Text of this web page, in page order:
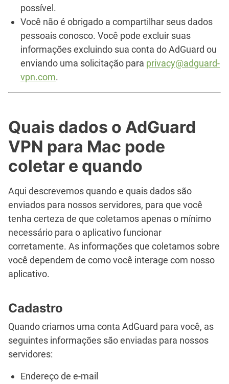
possível.
Você não é obrigado a compartilhar seus dados
pessoais conosco. Você pode excluir suas
informações excluindo sua conta do AdGuard ou
enviando uma solicitação para privacy@adguard-
vpn.com.
Quais dados o AdGuard
VPN para Mac pode
coletar e quando
Aqui descrevemos quando e quais dados são
enviados para nossos servidores, para que você
tenha certeza de que coletamos apenas o mínimo
necessário para o aplicativo funcionar
corretamente. As informações que coletamos sobre
você dependem de como você interage com nosso
aplicativo.
Cadastro
Quando criamos uma conta AdGuard para você, as
seguintes informações são enviadas para nossos
servidores:
Endereço de e-mail